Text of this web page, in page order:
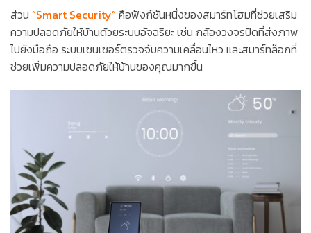
ส่วน “Smart Security”คือฟังก์ชันหนึ่งของสมาร์ทโฮมที่ช่วยเสริม
ความปลอดภัยให้บ้านด้วยระบบอัจฉริยะ เช่น กล้องวงจรปิดที่ส่งภาพ
ไปยังมือถือ ระบบเซนเซอร์ตรวจจับความเคลื่อนไหว และสมาร์ทล็อกที่
ช่วยเพิ่มความปลอดภัยให้บ้านของคุณมากขึ้น